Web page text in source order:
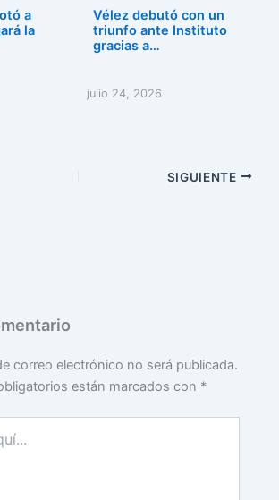
a
la
Vélez debutó con un
triunfo ante Instituto
gracias a…
julio 24, 2026
SIGUIENTE
correo electrónico no será publicada.
están marcados con *